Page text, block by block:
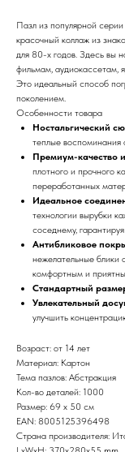
Пазл из популярной
красочный коллаж из
для 80-х годов. Здесь вы
фильмам, аудиокассетам,
Это идеальный способ
поколением.
Особенности товара
Ностальгический
теплые воспоминания
Премиум-качество
плотного и прочного
переработанных
Идеальное
технологии вырубки
соседнему,
Антибликовое
нежелательные блики
комфортным и
Стандартный
Увлекательный
улучшить
Возраст: от 14 лет
Материал: Картон
Тема пазлов: Абстракция
Кол-во деталей: 1000
Размер: 69 x 50 см
EAN: 8005125396498
Страна производителя: